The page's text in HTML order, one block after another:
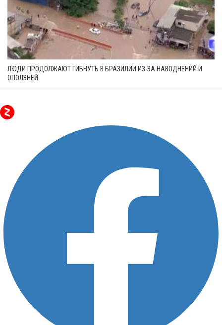
ЛЮДИ ПРОДОЛЖАЮТ ГИБНУТЬ В БРАЗИЛИИ ИЗ-ЗА НАВОДНЕНИЙ И
ОПОЛЗНЕЙ